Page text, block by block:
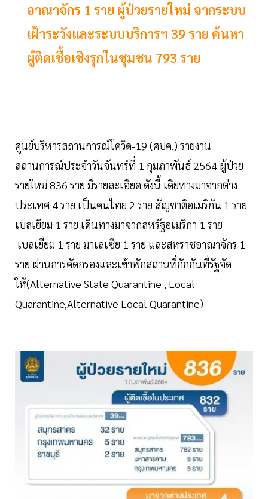
อาณาจักร 1 ราย ผู้ป่วยรายใหม่ จากระบบ
เฝ้าระวังและระบบบริการฯ 39 ราย ค้นหา
ผู้ติดเชื้อเชิงรุกในชุมชน 793 ราย
ศูนย์บริหารสถานการณ์โควิด-19 (ศบค.) รายงาน
สถานการณ์ประจำวันจันทร์ที่ 1 กุมภาพันธ์ 2564 ผู้ป่วย
รายใหม่ 836 ราย มีรายละเอียด ดังนี้ เดิยทางมาจากต่าง
ประเทศ 4 ราย เป็นคนไทย 2 ราย สัญชาติอเมริกัน 1 ราย
เบลเยียม 1 ราย เดินทางมาจากสหรัฐอเมริกา 1 ราย
เบลเยียม 1 ราย มาเลเซีย 1 ราย และสหราชอาณาจักร 1
ราย ผ่านการคัดกรองและเข้าพักสถานที่กักกันที่รัฐจัด
ให้(Alternative State Quarantine , Local
Quarantine,Alternative Local Quarantine)